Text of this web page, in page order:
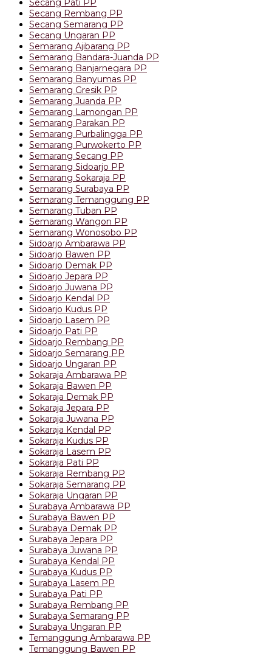
Secang Pati PP
Secang Rembang PP
Secang Semarang PP
Secang Ungaran PP
Semarang Ajibarang PP
Semarang Bandara-Juanda PP
Semarang Banjarnegara PP
Semarang Banyumas PP
Semarang Gresik PP
Semarang Juanda PP
Semarang Lamongan PP
Semarang Parakan PP
Semarang Purbalingga PP
Semarang Purwokerto PP
Semarang Secang PP
Semarang Sidoarjo PP
Semarang Sokaraja PP
Semarang Surabaya PP
Semarang Temanggung PP
Semarang Tuban PP
Semarang Wangon PP
Semarang Wonosobo PP
Sidoarjo Ambarawa PP
Sidoarjo Bawen PP
Sidoarjo Demak PP
Sidoarjo Jepara PP
Sidoarjo Juwana PP
Sidoarjo Kendal PP
Sidoarjo Kudus PP
Sidoarjo Lasem PP
Sidoarjo Pati PP
Sidoarjo Rembang PP
Sidoarjo Semarang PP
Sidoarjo Ungaran PP
Sokaraja Ambarawa PP
Sokaraja Bawen PP
Sokaraja Demak PP
Sokaraja Jepara PP
Sokaraja Juwana PP
Sokaraja Kendal PP
Sokaraja Kudus PP
Sokaraja Lasem PP
Sokaraja Pati PP
Sokaraja Rembang PP
Sokaraja Semarang PP
Sokaraja Ungaran PP
Surabaya Ambarawa PP
Surabaya Bawen PP
Surabaya Demak PP
Surabaya Jepara PP
Surabaya Juwana PP
Surabaya Kendal PP
Surabaya Kudus PP
Surabaya Lasem PP
Surabaya Pati PP
Surabaya Rembang PP
Surabaya Semarang PP
Surabaya Ungaran PP
Temanggung Ambarawa PP
Temanggung Bawen PP